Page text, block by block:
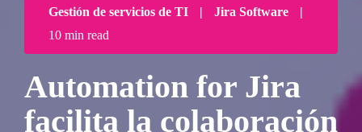
Gestión de servicios de TI
| Jira Software
|
10 min read
Automation for Jira
facilita la colaboración